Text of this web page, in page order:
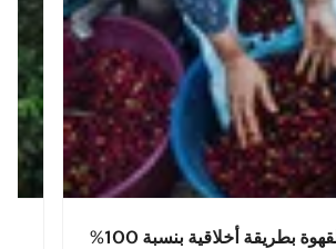
بطريقة أخلاقية بنسبة 100%